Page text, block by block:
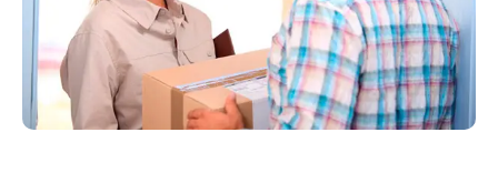
Красноград
Кременчуг
Кременец
Кривой Рог
Кролевец